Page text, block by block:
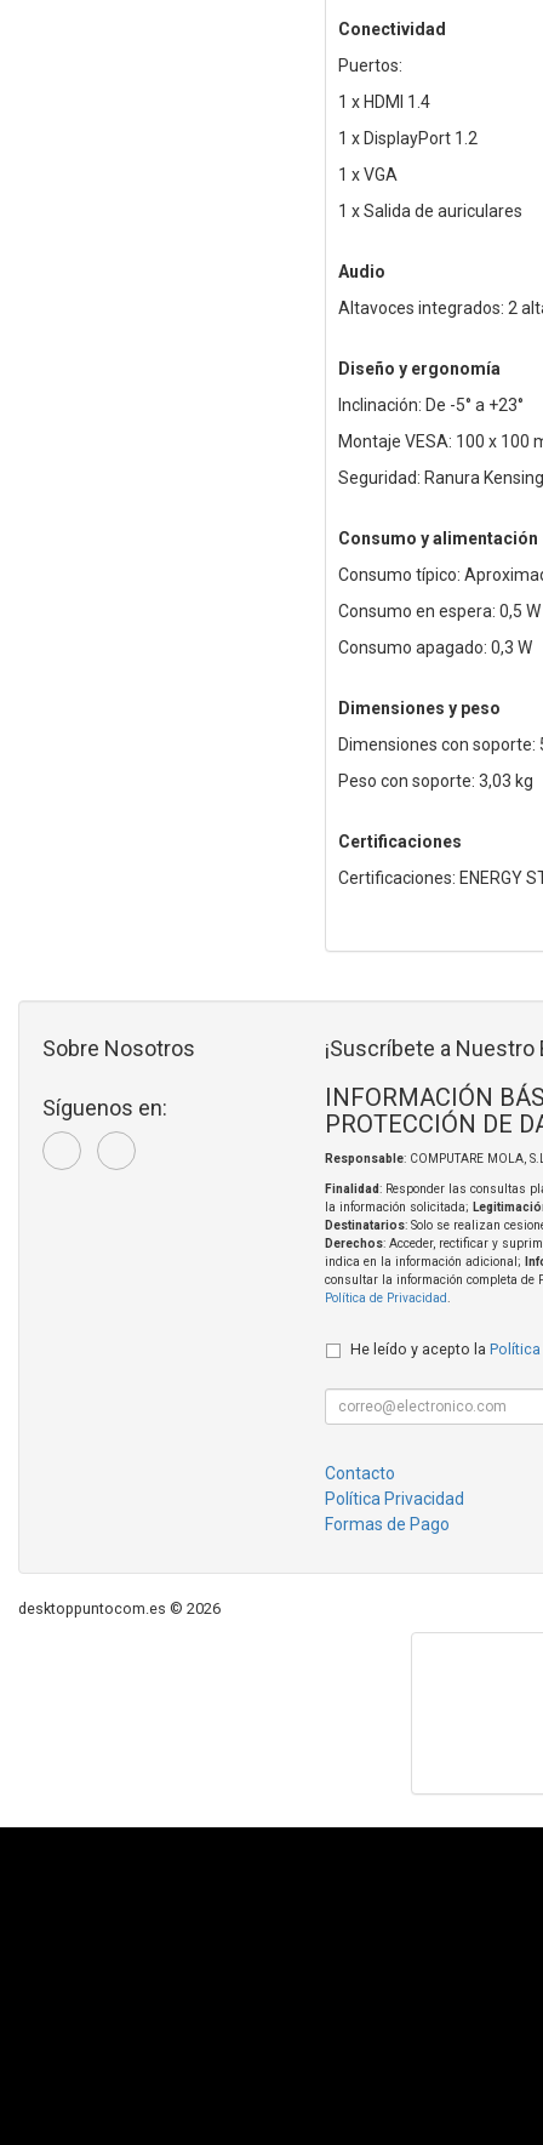
Conectividad
Puertos:
1 x HDMI 1.4
1 x DisplayPort 1.2
1 x VGA
1 x Salida de auriculares
Audio
Altavoces integrados: 2
Diseño y ergonomía
Inclinación: De -5° a +23°
Montaje VESA: 100 x 100
Seguridad: Ranura
Consumo y alimentación
Consumo típico:
Consumo en espera: 0,5 W
Consumo apagado: 0,3 W
Dimensiones y peso
Dimensiones con soporte:
Peso con soporte: 3,03 kg
Certificaciones
Certificaciones: ENERGY
Sobre Nosotros
Síguenos en:
¡Suscríbete a Nuestro
INFORMACIÓN
PROTECCIÓN DE
Responsable: COMPUTARE MOLA,
Finalidad: Responder las consultas
la información solicitada;
Destinatarios: Solo se realizan
Derechos: Acceder, rectificar y
indica en la información adicional;
consultar la información completa de
Política de Privacidad
He leído y acepto la Política
Contacto
Política Privacidad
Formas de Pago
desktoppuntocom.es © 2026